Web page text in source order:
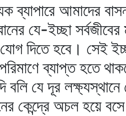
ব্যাপারে আমাদের
যে-ইচ্ছা
যোগ দিতে হবে। সেই
ব্যাপ্ত হতে
বলি যে দূর
কেন্দ্রে অচল হয়ে